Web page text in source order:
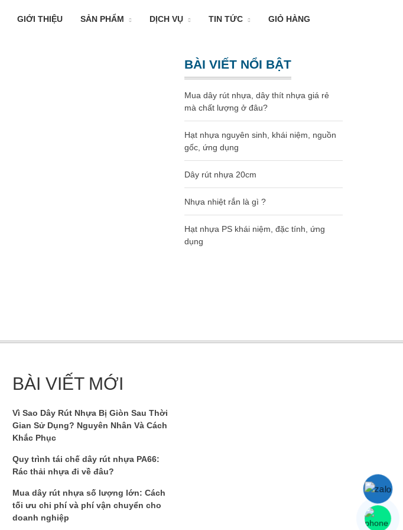
GIỚI THIỆU SẢN PHẨM DỊCH VỤ TIN TỨC GIỎ HÀNG
BÀI VIẾT NỔI BẬT
Mua dây rút nhựa, dây thít nhựa giá rẻ
mà chất lượng ở đâu?
Hạt nhựa nguyên sinh, khái niệm, nguồn
gốc, ứng dụng
Dây rút nhựa 20cm
Nhựa nhiệt rắn là gì ?
Hạt nhựa PS khái niệm, đặc tính, ứng
dụng
BÀI VIẾT MỚI
Vì Sao Dây Rút Nhựa Bị Giòn Sau Thời
Gian Sử Dụng? Nguyên Nhân Và Cách
Khắc Phục
Quy trình tái chế dây rút nhựa PA66:
Rác thải nhựa đi về đâu?
Mua dây rút nhựa số lượng lớn: Cách
tối ưu chi phí và phí vận chuyển cho
doanh nghiệp